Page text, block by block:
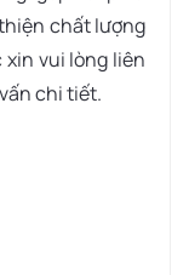
chất lượng
xin vui lòng liên
chi tiết.